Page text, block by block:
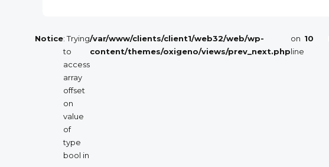
Notice: Trying
to
access
array
offset
on
value
of
type
bool in
/var/www/clients/client1/web32/web/wp-
content/themes/oxigeno/views/prev_next.php
on
line
10